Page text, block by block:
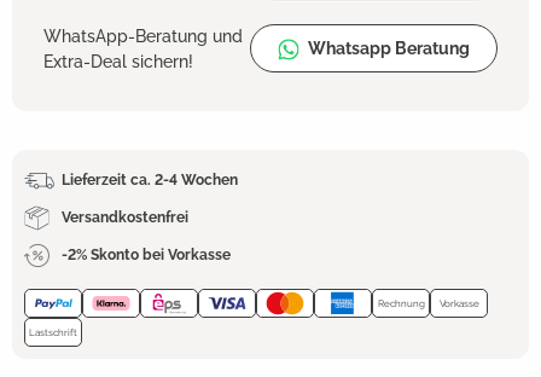
WhatsApp-Beratung und
Extra-Deal sichern!
Whatsapp Beratung
Lieferzeit ca. 2-4 Wochen
Versandkostenfrei
-2% Skonto bei Vorkasse
Rechnung Vorkasse
Lastschrift